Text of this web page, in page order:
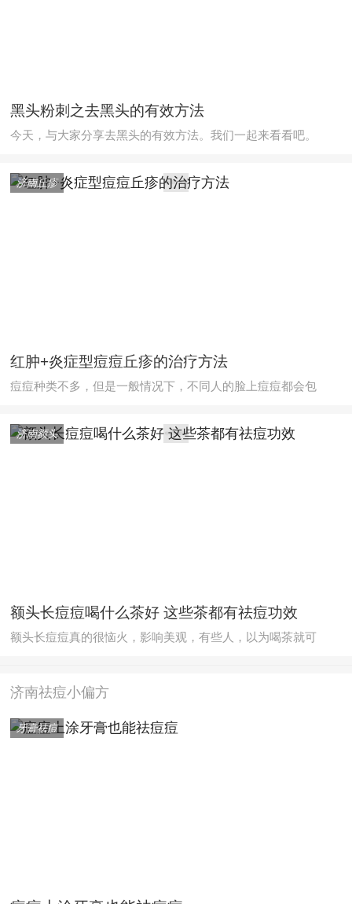
黑头粉刺之去黑头的有效方法
今天，与大家分享去黑头的有效方法。我们一起来看看吧。
济南丘疹
红肿+炎症型痘痘丘疹的治疗方法
痘痘种类不多，但是一般情况下，不同人的脸上痘痘都会包
济南额头
额头长痘痘喝什么茶好 这些茶都有祛痘功效
额头长痘痘真的很恼火，影响美观，有些人，以为喝茶就可
济南祛痘小偏方
牙膏祛痘